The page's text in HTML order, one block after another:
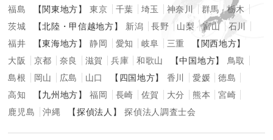
福島
【関東地方】 東京 千葉 埼玉 神奈川 群馬
栃木
茨城
【北陸・甲信越地方】 新潟 長野 山梨 富山
石川
福井
【東海地方】 静岡 愛知 岐阜 三重
【関西地方】
大阪
京都 奈良 滋賀 兵庫 和歌山 【中国地方】
鳥取
島根
岡山 広島 山口 【四国地方】 香川 愛媛
徳島
高知
【九州地方】 福岡 長崎 佐賀 大分 熊本
宮崎
鹿児島
沖縄 【探偵法人】 探偵法人調査士会